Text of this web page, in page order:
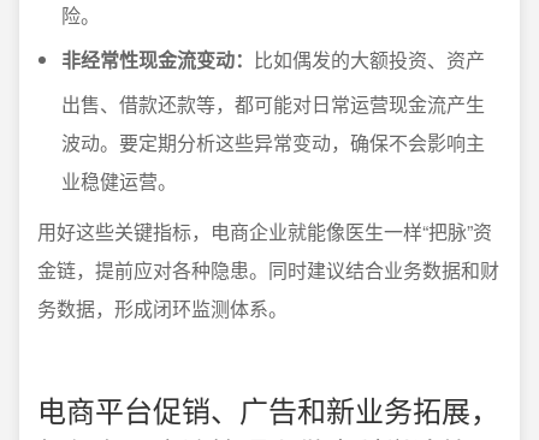
险。
非经常性现金流变动： 比如偶发的大额投资、资产
出售、借款还款等，都可能对日常运营现金流产生
波动。要定期分析这些异常变动，确保不会影响主
业稳健运营。
用好这些关键指标，电商企业就能像医生一样“把脉”资
金链，提前应对各种隐患。同时建议结合业务数据和财
务数据，形成闭环监测体系。
电商平台促销、广告和新业务拓展，